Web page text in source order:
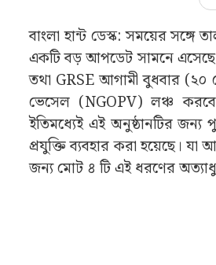
বাংলা হান্ট ডেস্ক: সময়ের
একটি বড় আপডেট সামনে এসেছে।
তথা GRSE আগামী বুধবার (২০
ভেসেল (NGOPV) লঞ্চ
ইতিমধ্যেই এই অনুষ্ঠানটির
প্রযুক্তি ব্যবহার করা হয়েছে।
জন্য মোট ৪ টি এই ধরণের